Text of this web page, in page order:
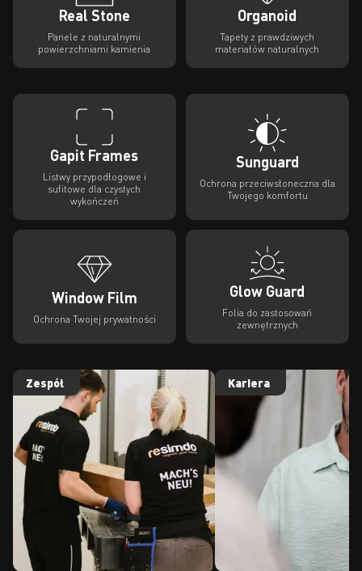
Real Stone
Panele z naturalnymi
powierzchniami kamienia
Organoid
Tapety z prawdziwych
materiałów naturalnych
Gapit Frames
Listwy przypodłogowe i
sufitowe dla czystych
wykończeń
Sunguard
Ochrona przeciwsłoneczna dla
Twojego komfortu
Window Film
Ochrona Twojej prywatności
Glow Guard
Folia do zastosowań
zewnętrznych
Zespół Kariera